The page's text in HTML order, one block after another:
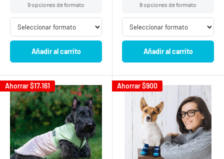
9 opciones de formato
Añadir al carrito
8 opciones de formato
Añadir al carrito
Ahorrar$17.161 Ahorrar$900